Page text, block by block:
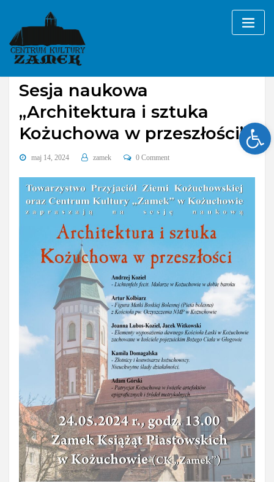
content
Bez kategorii
Sesja naukowa
„Architektura i sztuka
Kożuchowa w przeszłości”
maj 14, 2024 zamek 0 Comment